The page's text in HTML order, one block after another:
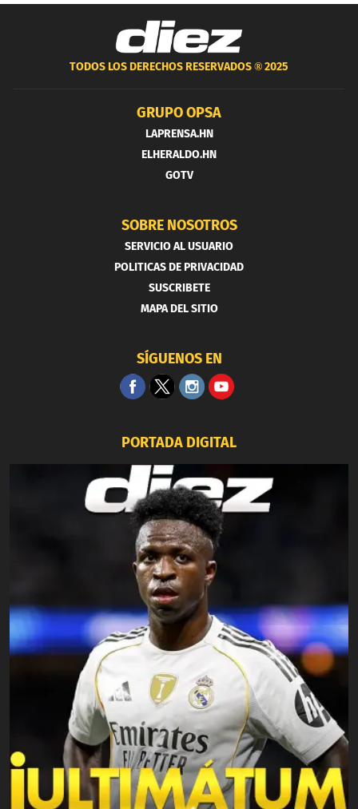
TODOS LOS DERECHOS RESERVADOS ®2025
GRUPO OPSA
LAPRENSA.HN
ELHERALDO.HN
GOTV
SOBRE NOSOTROS
SERVICIO AL USUARIO
POLITICAS DE PRIVACIDAD
SUSCRIBETE
MAPA DEL SITIO
SÍGUENOS EN
PORTADA DIGITAL